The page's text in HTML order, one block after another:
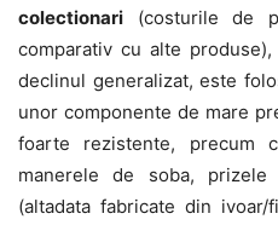
colectionari (costurile de
comparativ cu alte
declinul generalizat, este
unor componente de mare
foarte rezistente, precum
manerele de soba,
(altadata fabricate din